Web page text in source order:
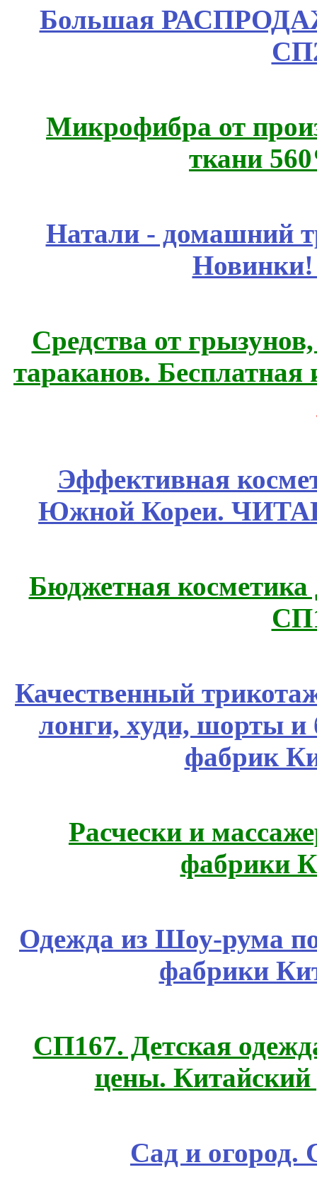
Большая
Микрофибра от
ткани
Натали - домашний
Средства от
тараканов.
Эффективная
Южной Кореи.
Бюджетная косметика
Качественный
лонги, худи, шорты
фабрик
Расчески и
фабрики
Одежда из Шоу-рума
фабрики
СП167. Детская
цены.
Сад и огород.